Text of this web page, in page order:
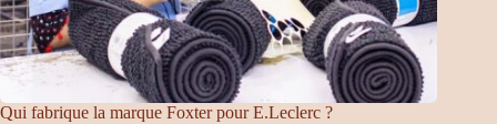
Qui fabrique la marque Foxter pour E.Leclerc ?